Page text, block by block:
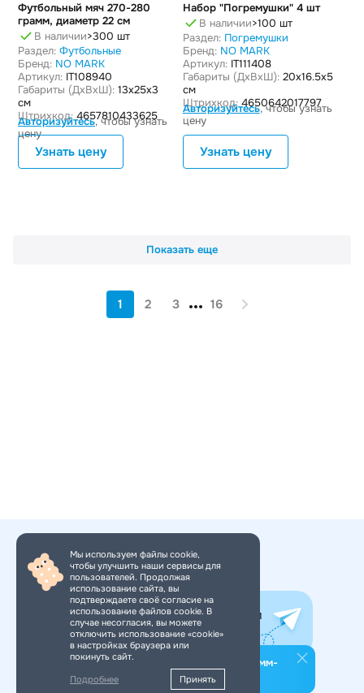
Подпишитесь на наш телеграмм-
канал
Футбольный мяч 270-280
грамм, диаметр 22 см
В наличии>300 шт
Раздел: Футбольные
Бренд: NO MARK
Артикул: IT108940
Габариты (ДxВxШ): 13x25x3
см
Штрихкод: 4657810433625
Авторизуйтесь, чтобы узнать
цену
Узнать цену
Набор "Погремушки" 4 шт
В наличии>100 шт
Раздел: Погремушки
Бренд: NO MARK
Артикул:IT111408
Габариты (ДxВxШ):20x16.5x5
см
Штрихкод:4650642017797
Авторизуйтесь, чтобы узнать
цену
Узнать цену
Показать еще
1 2 3 16
+7 (495) 150-34-11
Все самое интересное в нашем
Telegram-канале. Подпишись!
Мы используем файлы cookie,
чтобы улучшить наши сервисы для
пользователей. Продолжая
использование сайта, вы
подтверждаете своё согласие на
использование файлов cookie. В
случае несогласия, вы можете
отключить использование «cookie»
в настройках браузера или
покинуть сайт.
Подробнее
Принять